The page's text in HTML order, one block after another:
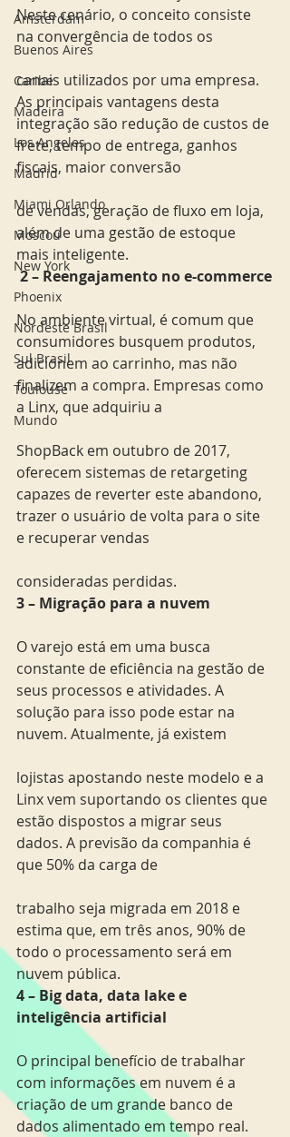
Amsterdam
Buenos Aires
Caribe
Madeira
Los Angeles
Madrid
Miami Orlando
Moscou
New York
Phoenix
Nordeste Brasil
Sul Brasil
Toulouse
Mundo
Neste cenário, o conceito consiste
na convergência de todos os
canais utilizados por uma empresa.
As principais vantagens desta
integração são redução de custos de
frete, tempo de entrega, ganhos
fiscais, maior conversão
de vendas, geração de fluxo em loja,
além de uma gestão de estoque
mais inteligente.
2 – Reengajamento no e-commerce
No ambiente virtual, é comum que
consumidores busquem produtos,
adicionem ao carrinho, mas não
finalizem a compra. Empresas como
a Linx, que adquiriu a
ShopBack em outubro de 2017,
oferecem sistemas de retargeting
capazes de reverter este abandono,
trazer o usuário de volta para o site
e recuperar vendas
consideradas perdidas.
3 – Migração para a nuvem
O varejo está em uma busca
constante de eficiência na gestão de
seus processos e atividades. A
solução para isso pode estar na
nuvem. Atualmente, já existem
lojistas apostando neste modelo e a
Linx vem suportando os clientes que
estão dispostos a migrar seus
dados. A previsão da companhia é
que 50% da carga de
trabalho seja migrada em 2018 e
estima que, em três anos, 90% de
todo o processamento será em
nuvem pública.
4 – Big data, data lake e
inteligência artificial
O principal benefício de trabalhar
com informações em nuvem é a
criação de um grande banco de
dados alimentado em tempo real.